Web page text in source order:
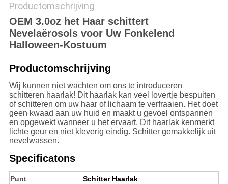
Productomschrijving
OEM 3.0oz het Haar schittert
Nevelaërosols voor Uw Fonkelend
Halloween-Kostuum
Productomschrijving
Wij kunnen niet wachten om ons te introduceren
schitteren haarlak! Dit haarlak kan veel lovertje bespuiten
of schitteren om uw haar of lichaam te verfraaien. Het doet
geen kwaad aan uw huid en maakt u gevoel ontspannen
en opgewekt wanneer u het ervaart. Dit haarlak kenmerkt
lichte geur en niet kleverig eindig. Schitter gemakkelijk uit
nevelwassen.
Specificatons
Punt
Schitter Haarlak